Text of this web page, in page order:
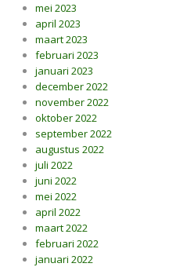
mei 2023
april 2023
maart 2023
februari 2023
januari 2023
december 2022
november 2022
oktober 2022
september 2022
augustus 2022
juli 2022
juni 2022
mei 2022
april 2022
maart 2022
februari 2022
januari 2022